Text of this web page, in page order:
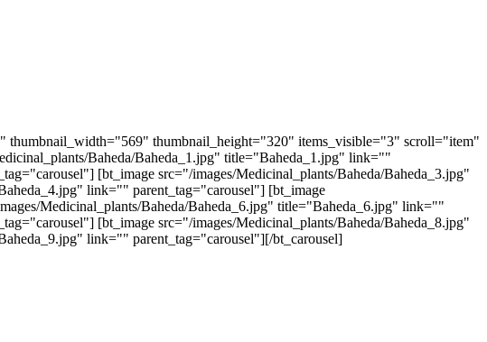
thumbnail_width="569" thumbnail_height="320" items_visible="3" scroll="item"
Baheda/Baheda_1.jpg" title="Baheda_1.jpg" link=""
[bt_image src="/images/Medicinal_plants/Baheda/Baheda_3.jpg"
link="" parent_tag="carousel"] [bt_image
Medicinal_plants/Baheda/Baheda_6.jpg" title="Baheda_6.jpg" link=""
[bt_image src="/images/Medicinal_plants/Baheda/Baheda_8.jpg"
link="" parent_tag="carousel"][/bt_carousel]